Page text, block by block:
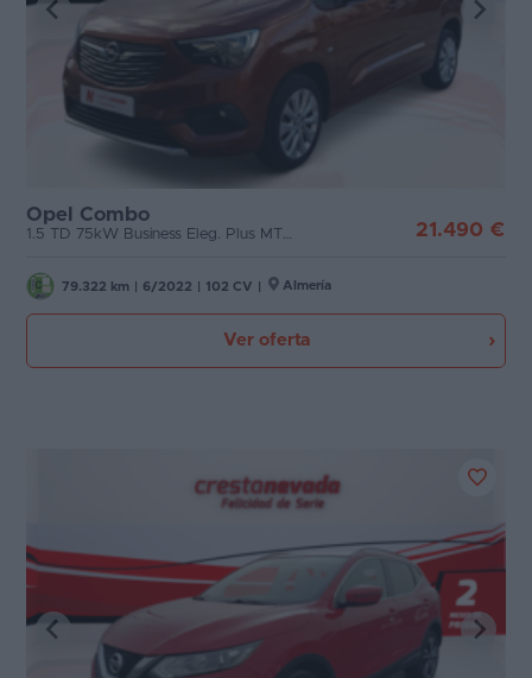
Opel Combo
1.5 TD 75kW Business Eleg. Plus MT6 N1 21.490 €
79.322 km 6/2022 102 CV Almería
Ver oferta